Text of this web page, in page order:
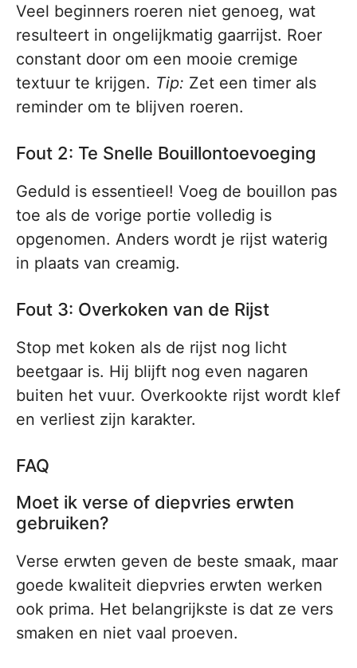
Veel beginners roeren niet genoeg, wat
resulteert in ongelijkmatig gaarrijst. Roer
constant door om een mooie cremige
textuur te krijgen. Tip: Zet een timer als
reminder om te blijven roeren.
Fout 2: Te Snelle Bouillontoevoeging
Geduld is essentieel! Voeg de bouillon pas
toe als de vorige portie volledig is
opgenomen. Anders wordt je rijst waterig
in plaats van creamig.
Fout 3: Overkoken van de Rijst
Stop met koken als de rijst nog licht
beetgaar is. Hij blijft nog even nagaren
buiten het vuur. Overkookte rijst wordt klef
en verliest zijn karakter.
FAQ
Moet ik verse of diepvries erwten
gebruiken?
Verse erwten geven de beste smaak, maar
goede kwaliteit diepvries erwten werken
ook prima. Het belangrijkste is dat ze vers
smaken en niet vaal proeven.